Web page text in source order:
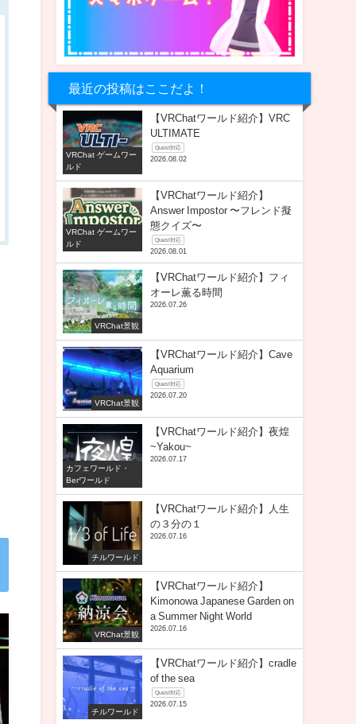
最近の投稿はここだよ！
VRChat ゲームワー
ルド
【VRChatワールド紹介】VRC
ULTIMATE
Quest対応
2026.08.02
VRChat ゲームワー
ルド
【VRChatワールド紹介】
Answer Impostor 〜フレンド擬
態クイズ〜
Quest対応
2026.08.01
VRChat景観
【VRChatワールド紹介】フィ
オーレ薫る時間
2026.07.26
VRChat景観
【VRChatワールド紹介】Cave
Aquarium
Quest対応
2026.07.20
カフェワールド・
Berワールド
【VRChatワールド紹介】夜煌
~Yakou~
2026.07.17
チルワールド
【VRChatワールド紹介】人生
の３分の１
2026.07.16
VRChat景観
【VRChatワールド紹介】
Kimonowa Japanese Garden on
a Summer Night World
2026.07.16
チルワールド
【VRChatワールド紹介】cradle
of the sea
Quest対応
2026.07.15